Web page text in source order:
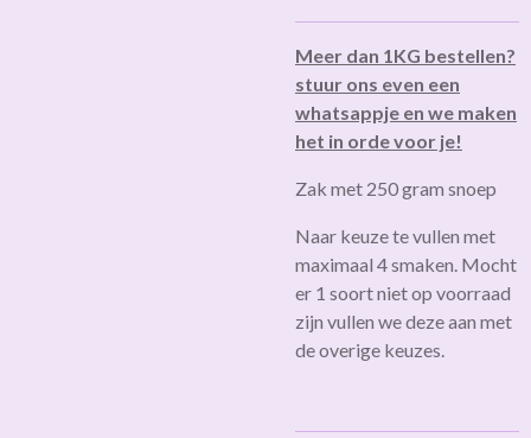
Meer dan 1KG bestellen?
stuur ons even een
whatsappje en we maken
het in orde voor je!
Zak met 250 gram snoep
Naar keuze te vullen met
maximaal 4 smaken. Mocht
er 1 soort niet op voorraad
zijn vullen we deze aan met
de overige keuzes.